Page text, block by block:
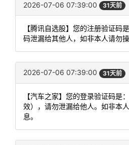
2026-07-06 07:39:00 31天前
【腾讯自选股】您的注册验证码
码泄漏给其他人，如非本人请勿操
2026-07-06 07:39:00 31天前
【汽车之家】您的登录验证码
效），请勿泄漏给他人。如非本
息。